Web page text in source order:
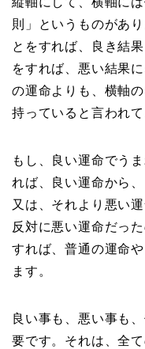
則」というものがあ
とをすれば、良き結
をすれば、悪い結果
の運命よりも、横軸
持っていると言われて
もし、良い運命でう
れば、良い運命から
又は、それより悪い
反対に悪い運命だっ
すれば、普通の運命
ます。
良い事も、悪い事も
要です。それは、全